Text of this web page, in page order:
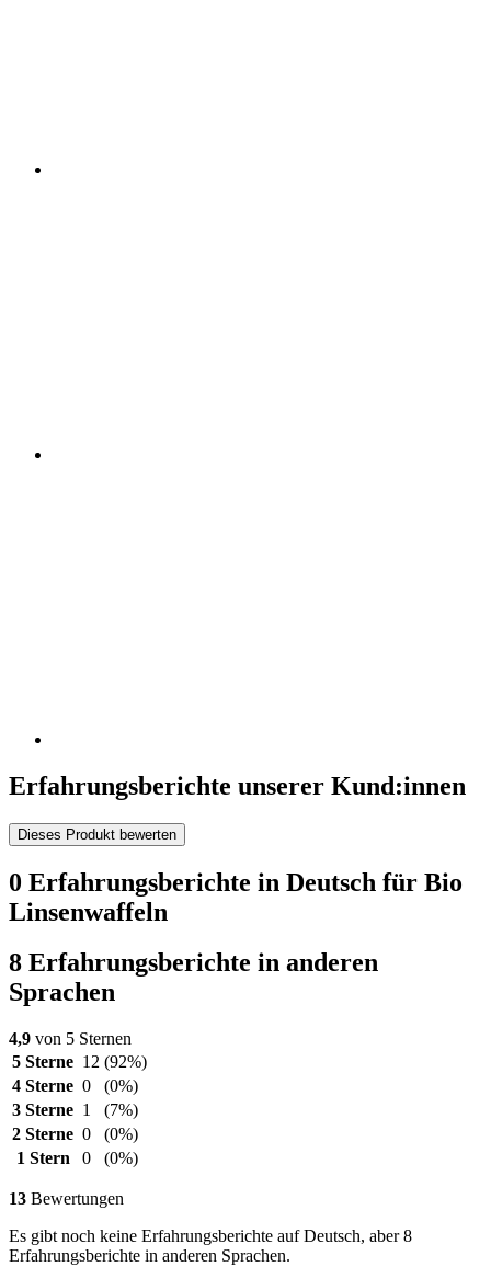
Erfahrungsberichte unserer Kund:innen
Dieses Produkt bewerten
0 Erfahrungsberichte in Deutsch für Bio
Linsenwaffeln
8 Erfahrungsberichte in anderen
Sprachen
4,9 von 5 Sternen
5 Sterne 12 (92%)
4 Sterne 0
(0%)
3 Sterne 1
(7%)
2 Sterne 0
(0%)
1 Stern
0 (0%)
13 Bewertungen
Es gibt noch keine Erfahrungsberichte auf Deutsch, aber 8
Erfahrungsberichte in anderen Sprachen.